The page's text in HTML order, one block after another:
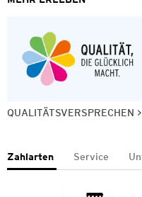
QUALITÄTSVERSPRECHEN
Zahlarten Service